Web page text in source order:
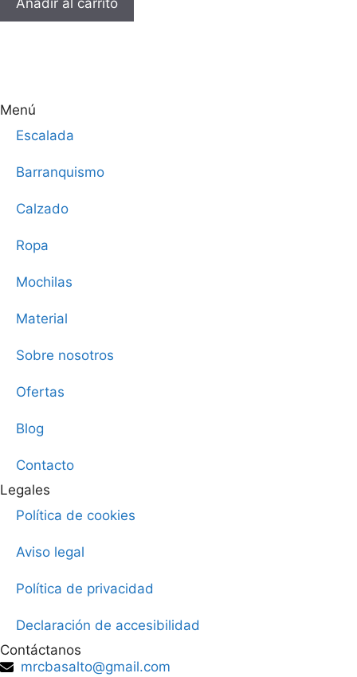
Menú
Escalada
Barranquismo
Calzado
Ropa
Mochilas
Material
Sobre nosotros
Ofertas
Blog
Contacto
Legales
Política de cookies
Aviso legal
Política de privacidad
Declaración de accesibilidad
Contáctanos
mrcbasalto@gmail.com